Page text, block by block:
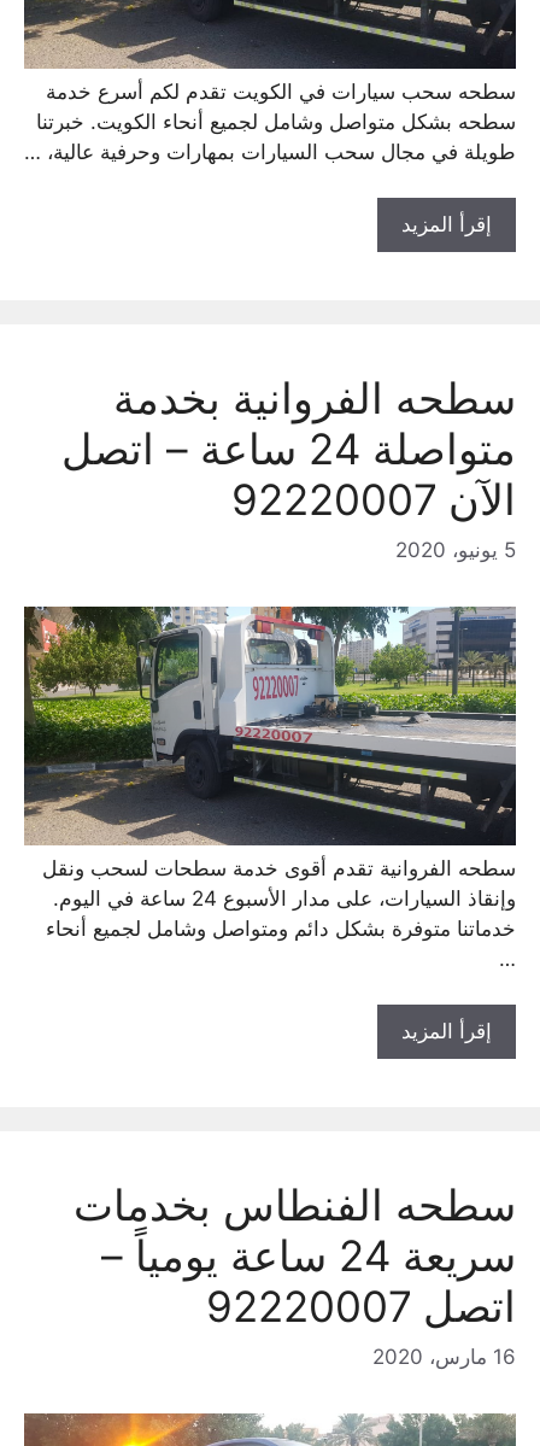
سطحه سحب سيارات في الكويت تقدم لكم أسرع خدمة
سطحه بشكل متواصل وشامل لجميع أنحاء الكويت. خبرتنا
طويلة في مجال سحب السيارات بمهارات وحرفية عالية، …
إقرأ المزيد
سطحه الفروانية بخدمة
متواصلة 24 ساعة – اتصل
الآن 92220007
سطحه الفروانية تقدم أقوى خدمة سطحات لسحب ونقل
وإنقاذ السيارات، على مدار الأسبوع 24 ساعة في اليوم.
خدماتنا متوفرة بشكل دائم ومتواصل وشامل لجميع أنحاء
إقرأ المزيد
سطحه الفنطاس بخدمات
سريعة 24 ساعة يومياً –
اتصل 92220007